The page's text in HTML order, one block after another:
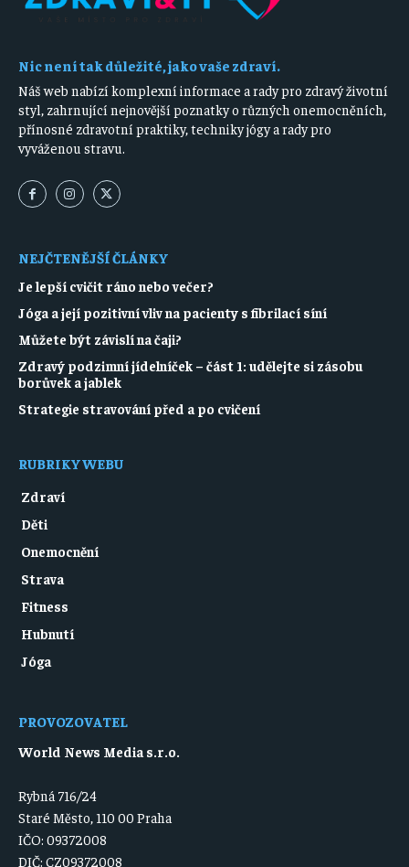
Nic není tak důležité, jako vaše zdraví.
Náš web nabízí komplexní informace a rady pro zdravý životní
styl, zahrnující nejnovější poznatky o různých onemocněních,
přínosné zdravotní praktiky, techniky jógy a rady pro
vyváženou stravu.
NEJČTENĚJŠÍ ČLÁNKY
Je lepší cvičit ráno nebo večer?
Jóga a její pozitivní vliv na pacienty s fibrilací síní
Můžete být závislí na čaji?
Zdravý podzimní jídelníček – část 1: udělejte si zásobu
borůvek a jablek
Strategie stravování před a po cvičení
RUBRIKY WEBU
Zdraví
Děti
Onemocnění
Strava
Fitness
Hubnutí
Jóga
PROVOZOVATEL
World News Media s.r.o.
Rybná 716/24
Staré Město, 110 00 Praha
IČO: 09372008
DIČ: CZ09372008